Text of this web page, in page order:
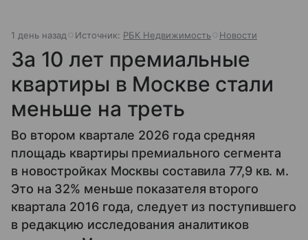
1 день назад Источник: РБК Недвижимость Новости
За 10 лет премиальные
квартиры в Москве стали
меньше на треть
Во втором квартале 2026 года средняя
площадь квартиры премиального сегмента
в новостройках Москвы составила 77,9 кв. м.
Это на 32% меньше показателя второго
квартала 2016 года, следует из поступившего
в редакцию исследования аналитиков